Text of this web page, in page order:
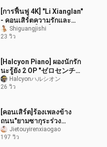
[การฟื้นฟู 4K] "Li Xianglan"
- คอนเสิร์ตความรักและ
ซิมโฟนีศักดิ์สิทธิ์ของ Jacky
Cheung ในปี 1996
Shiguangjishi
23 วิว
[Halcyon Piano] ผองนักรัก
นะรู้ยัง 2 OP "ゼロセンチメ
ートル" (เวอร์ชันเต็ม)
Halcyonハルシオン
26 วิว
[คอนเสิร์ต]ร้องเพลงข้าง
ถนน"ยามซากุระร่วง
โรย""one more time，
one more chance"
Jietouyirenxiaogao
197 วิว